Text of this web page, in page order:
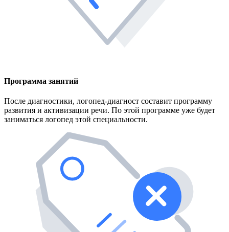
Программа занятий
После диагностики, логопед-диагност составит программу
развития и активизации речи. По этой программе уже будет
заниматься логопед этой специальности.